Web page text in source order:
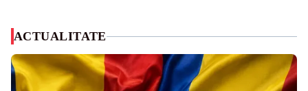
ACTUALITATE